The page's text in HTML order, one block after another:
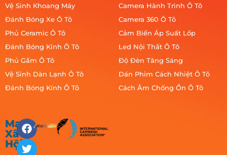
Vệ Sinh Khoang Máy
Đánh Bóng Xe Ô Tô
Phủ Ceramic Ô Tô
Đánh Bóng Kính Ô Tô
Phủ Gầm Ô Tô
Vệ Sinh Dàn Lạnh Ô Tô
Đánh Bóng Kính Ô Tô
Camera Hành Trình Ô Tô
Camera 360 Ô Tô
Cảm Biến Áp Suất Lốp
Led Nội Thất Ô Tô
Độ Đèn Tăng Sáng
Dán Phim Cách Nhiệt Ô Tô
Cách Âm Chống Ồn Ô Tô
Mạng
Xã
Hội